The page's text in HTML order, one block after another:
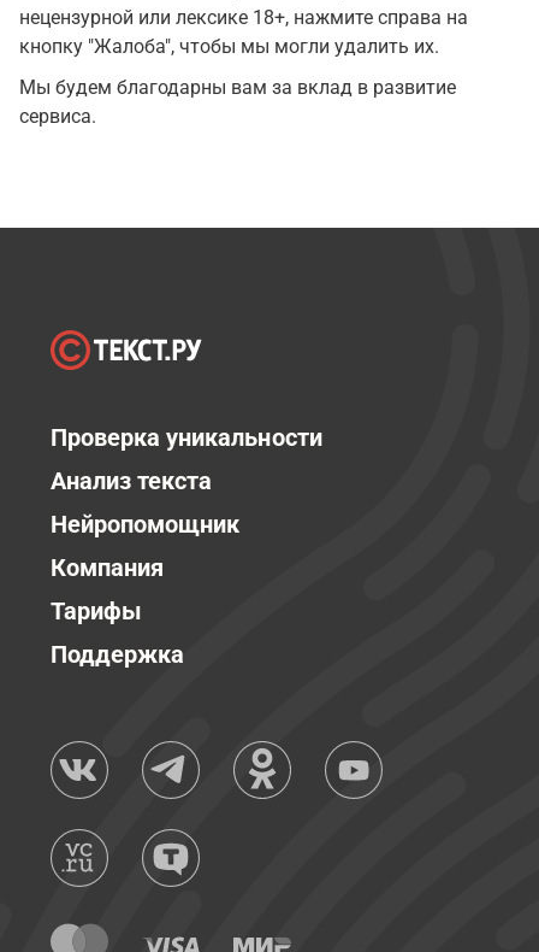
нецензурной или лексике 18+, нажмите справа на
кнопку "Жалоба", чтобы мы могли удалить их.
Мы будем благодарны вам за вклад в развитие
сервиса.
Проверка уникальности
Анализ текста
Нейропомощник
Компания
Тарифы
Поддержка